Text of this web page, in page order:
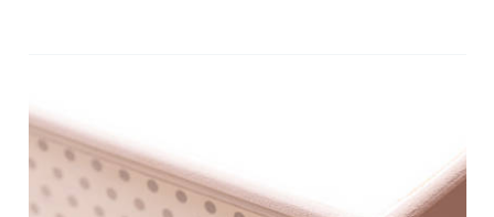
那
麼
壞
─